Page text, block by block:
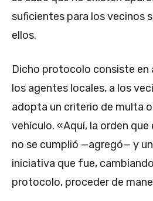
suficientes para los vecinos
ellos.
Dicho protocolo consiste en
los agentes locales, a los
adopta un criterio de multa
vehículo. «Aquí, la orden
no se cumplió —agregó— y
iniciativa que fue,
protocolo, proceder de